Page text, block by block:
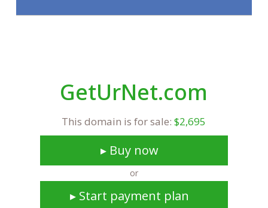
GetUrNet.com
This domain is for sale:$2,695
▸ Buy now
or
▸ Start payment plan